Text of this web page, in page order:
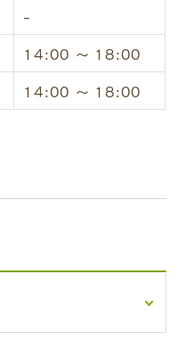
-
14:00 ～ 18:00
14:00 ～ 18:00